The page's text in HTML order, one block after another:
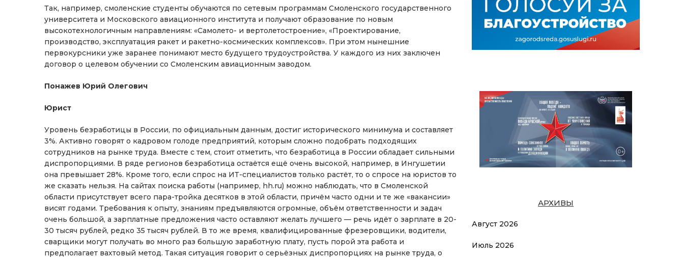
Так, например, смоленские студенты обучаются по сетевым программам Смоленского государственного
университета и Московского авиационного института и получают образование по новым
высокотехнологичным направлениям: «Самолето- и вертолетостроение», «Проектирование,
производство, эксплуатация ракет и ракетно-космических комплексов». При этом нынешние
первокурсники уже заранее понимают место будущего трудоустройства. У каждого из них заключен
договор о целевом обучении со Смоленским авиационным заводом.
Понажев Юрий Олегович
Юрист
Уровень безработицы в России, по официальным данным, достиг исторического минимума и составляет
3%. Активно говорят о кадровом голоде предприятий, которым сложно подобрать подходящих
сотрудников на рынке труда. Вместе с тем, стоит отметить, что безработица в России обладает сильными
диспропорциями. В ряде регионов безработица остаётся ещё очень высокой, например, в Ингушетии
она превышает 28%. Кроме того, если спрос на ИТ-специалистов только растёт, то о спросе на юристов то
же сказать нельзя. На сайтах поиска работы (например, hh.ru) можно наблюдать, что в Смоленской
области присутствует всего пара-тройка десятков в этой области, причём часто одни и те же «вакансии»
висят годами. Требования к опыту, знаниям предъявляются огромные, объём ответственности и задач
очень большой, а зарплатные предложения часто оставляют желать лучшего — речь идёт о зарплате в 20-
30 тысяч рублей, редко 35 тысяч рублей. В то же время, квалифицированные фрезеровщики, водители,
сварщики могут получать во много раз большую заработную плату, пусть порой эта работа и
предполагает вахтовый метод. Такая ситуация говорит о серьёзных диспропорциях на рынке труда, о
АРХИВЫ
Август 2026
Июль 2026